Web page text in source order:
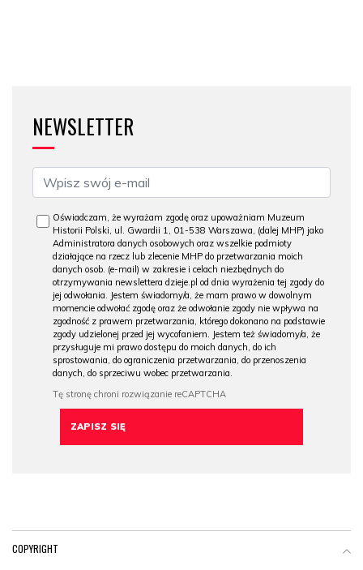
NEWSLETTER
Oświadczam, że wyrażam zgodę oraz upoważniam Muzeum
Historii Polski, ul. Gwardii 1, 01-538 Warszawa, (dalej MHP) jako
Administratora danych osobowych oraz wszelkie podmioty
działające na rzecz lub zlecenie MHP do przetwarzania moich
danych osob. (e-mail) w zakresie i celach niezbędnych do
otrzymywania newslettera dzieje.pl od dnia wyrażenia tej zgody do
jej odwołania. Jestem świadomy/a, że mam prawo w dowolnym
momencie odwołać zgodę oraz że odwołanie zgody nie wpływa na
zgodność z prawem przetwarzania, którego dokonano na podstawie
zgody udzielonej przed jej wycofaniem. Jestem też świadomy/a, że
przysługuje mi prawo dostępu do moich danych, do ich
sprostowania, do ograniczenia przetwarzania, do przenoszenia
danych, do sprzeciwu wobec przetwarzania.
COPYRIGHT